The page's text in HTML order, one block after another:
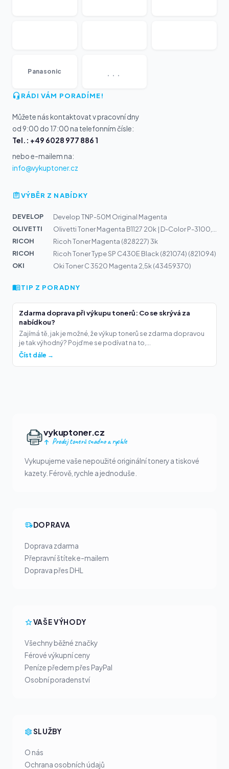
Panasonic ...
RÁDI VÁM PORADÍME!
Můžete nás kontaktovat v pracovní dny
od 9:00 do 17:00 na telefonním čísle:
Tel.: +49 6028 977 886 1
nebo e-mailem na:
info@vykuptoner.cz
VÝBĚR Z NABÍDKY
DEVELOP
Develop TNP-50M Original Magenta
OLIVETTI
RICOH
Ricoh Toner Magenta (828227) 3k
RICOH
Ricoh Toner Type SP C430E Black (821074) (821094)
OKI
Oki Toner C 3520 Magenta 2,5k (43459370)
TIP Z PORADNY
Zdarma doprava při výkupu tonerů: Co se skrývá za
nabídkou?
Zajímá tě, jak je možné, že výkup tonerů se zdarma dopravou
je tak výhodný? Pojďme se podívat na to,...
Číst dále →
vykuptoner.cz
Prodej tonerů snadno a rychle
Vykupujeme vaše nepoužité originální tonery a tiskové
kazety. Férově, rychle a jednoduše.
DOPRAVA
Doprava zdarma
Přepravní štítek e-mailem
Doprava přes DHL
VAŠE VÝHODY
Všechny běžné značky
Férové výkupní ceny
Peníze předem přes PayPal
Osobní poradenství
SLUŽBY
O nás
Ochrana osobních údajů